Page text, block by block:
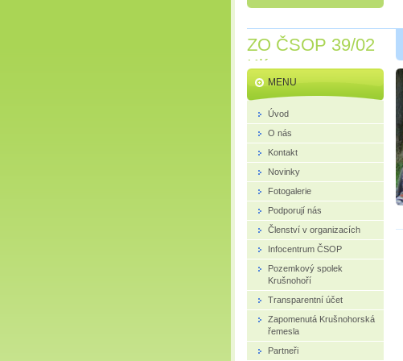
ZO ČSOP 39/02
Klíny
MENU
Úvod
O nás
Kontakt
Novinky
Fotogalerie
Podporují nás
Členství v organizacích
Infocentrum ČSOP
Pozemkový spolek
Krušnohoří
Transparentní účet
Zapomenutá Krušnohorská
řemesla
Partneři